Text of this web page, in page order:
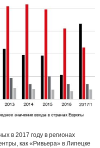
в 2017 году в регионах
как «Ривьера» в Липецке